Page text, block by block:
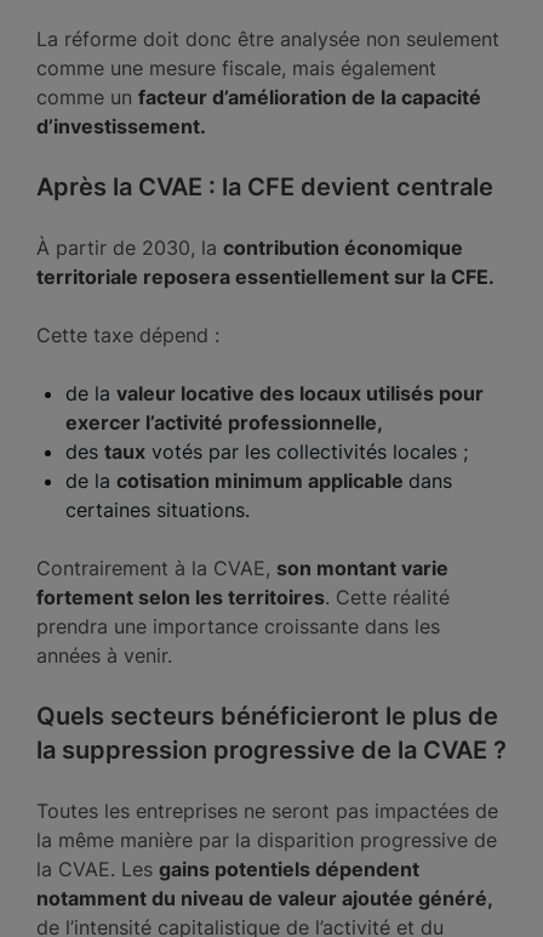
La réforme doit donc être analysée non seulement
comme une mesure fiscale, mais également
comme un facteur d’amélioration de la capacité
d’investissement.
Après la CVAE : la CFE devient centrale
À partir de 2030, la contribution économique
territoriale reposera essentiellement sur la CFE.
Cette taxe dépend :
de la valeur locative des locaux utilisés pour
exercer l’activité professionnelle,
des taux votés par les collectivités locales ;
de la cotisation minimum applicable dans
certaines situations.
Contrairement à la CVAE, son montant varie
fortement selon les territoires. Cette réalité
prendra une importance croissante dans les
années à venir.
Quels secteurs bénéficieront le plus de
la suppression progressive de la CVAE ?
Toutes les entreprises ne seront pas impactées de
la même manière par la disparition progressive de
la CVAE. Les gains potentiels dépendent
notamment du niveau de valeur ajoutée généré,
de l’intensité capitalistique de l’activité et du